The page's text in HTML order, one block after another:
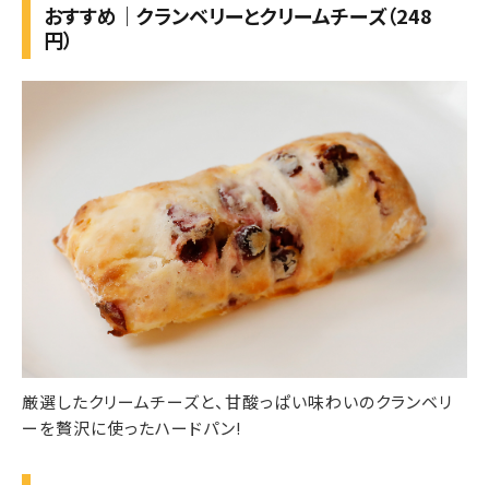
おすすめ｜クランベリーとクリームチーズ（248
円）
厳選したクリームチーズと、甘酸っぱい味わいのクランベリ
ーを贅沢に使ったハードパン!